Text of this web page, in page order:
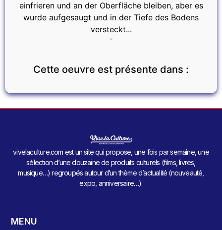
einfrieren und an der Oberfläche bleiben, aber es
wurde aufgesaugt und in der Tiefe des Bodens
versteckt...
“
Cette oeuvre est présente dans :
vivelaculture.com est un site qui propose, une fois par semaine, une
sélection d’une douzaine de produits culturels (films, livres,
musique…) regroupés autour d’un thème d’actualité (nouveauté,
expo, anniversaire…).
MENU